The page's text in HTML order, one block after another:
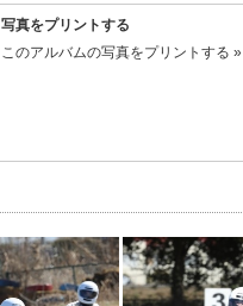
写真をプリントする
このアルバムの写真をプリントする »